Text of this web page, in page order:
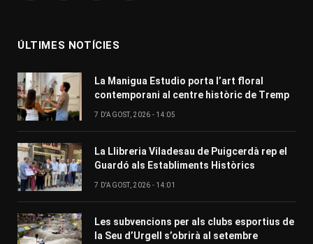
ÚLTIMES NOTÍCIES
La Manigua Estudio porta l’art floral
contemporani al centre històric de Tremp
7 D'AGOST, 2026 - 14:05
La Llibreria Viladesau de Puigcerdà rep el
Guardó als Establiments Històrics
7 D'AGOST, 2026 - 14:01
Les subvencions per als clubs esportius de
la Seu d’Urgell s’obrirà al setembre